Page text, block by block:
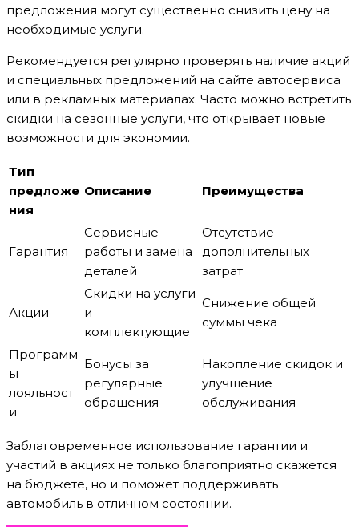
предложения могут существенно снизить цену на
необходимые услуги.
Рекомендуется регулярно проверять наличие акций
и специальных предложений на сайте автосервиса
или в рекламных материалах. Часто можно встретить
скидки на сезонные услуги, что открывает новые
возможности для экономии.
Тип
предложе
ния
Описание Преимущества
Гарантия
Сервисные
работы и замена
деталей
Отсутствие
дополнительных
затрат
Акции
Скидки на услуги
и
комплектующие
Снижение общей
суммы чека
Программ
ы
лояльност
и
Бонусы за
регулярные
обращения
Накопление скидок и
улучшение
обслуживания
Заблаговременное использование гарантии и
участий в акциях не только благоприятно скажется
на бюджете, но и поможет поддерживать
автомобиль в отличном состоянии.